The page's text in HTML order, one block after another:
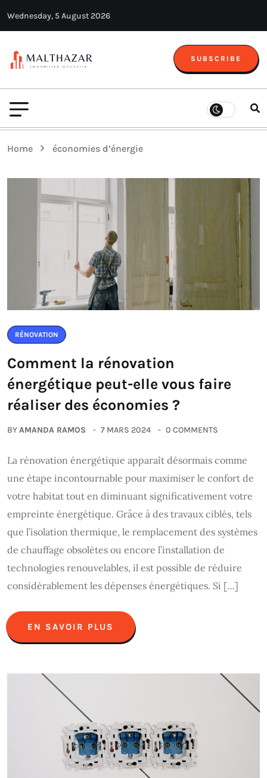
Wednesday, 5 August 2026
SUBSCRIBE
Home économies d’énergie
RÉNOVATION
Comment la rénovation
énergétique peut-elle vous faire
réaliser des économies ?
BYAMANDA RAMOS 7 MARS 2024 0 COMMENTS
La rénovation énergétique apparaît désormais comme
une étape incontournable pour maximiser le confort de
votre habitat tout en diminuant significativement votre
empreinte énergétique. Grâce à des travaux ciblés, tels
que l’isolation thermique, le remplacement des systèmes
de chauffage obsolètes ou encore l’installation de
technologies renouvelables, il est possible de réduire
considérablement les dépenses énergétiques. Si […]
EN SAVOIR PLUS